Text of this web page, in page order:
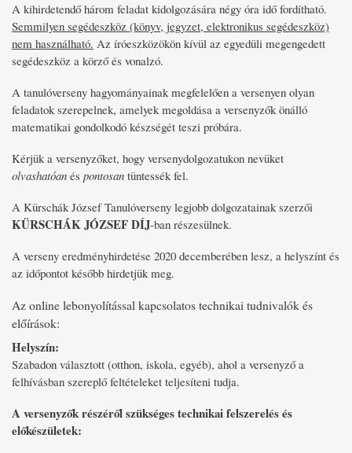
A kihirdetendő három feladat kidolgozására négy óra idő fordítható.
Semmilyen segédeszköz (könyv, jegyzet, elektronikus segédeszköz)
nem használható. Az íróeszközökön kívül az egyedüli megengedett
segédeszköz a körző és vonalzó.
A tanulóverseny hagyományainak megfelelően a versenyen olyan
feladatok szerepelnek, amelyek megoldása a versenyzők önálló
matematikai gondolkodó készségét teszi próbára.
Kérjük a versenyzőket, hogy versenydolgozatukon nevüket
olvashatóan és pontosan tüntessék fel.
A Kürschák József Tanulóverseny legjobb dolgozatainak szerzői
KÜRSCHÁK JÓZSEF DÍJ-ban részesülnek.
A verseny eredményhirdetése 2020 decemberében lesz, a helyszínt és
az időpontot később hirdetjük meg.
Az online lebonyolítással kapcsolatos technikai tudnivalók és
előírások:
Helyszín:
Szabadon választott (otthon, iskola, egyéb), ahol a versenyző a
felhívásban szereplő feltételeket teljesíteni tudja.
A versenyzők részéről szükséges technikai felszerelés és
előkészületek: